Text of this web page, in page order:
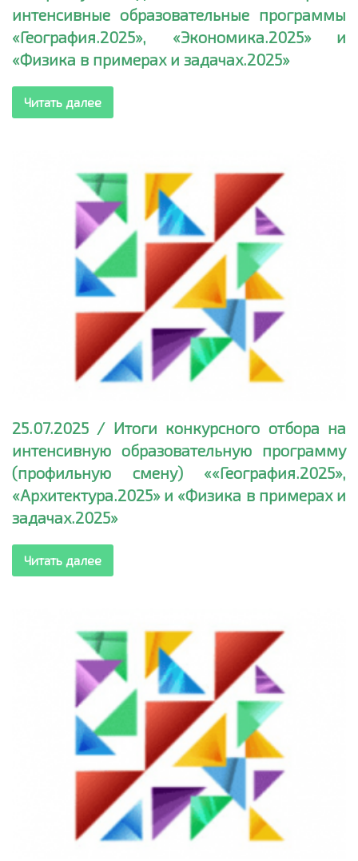
интенсивные образовательные программы
«География.2025», «Экономика.2025» и
«Физика в примерах и задачах.2025»
Читать далее
25.07.2025 / Итоги конкурсного отбора на
интенсивную образовательную программу
(профильную смену) ««География.2025»,
«Архитектура.2025» и «Физика в примерах и
задачах.2025»
Читать далее